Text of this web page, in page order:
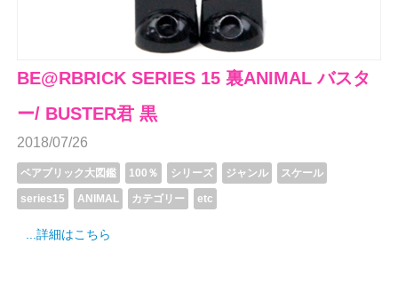
BE@RBRICK SERIES 15 裏ANIMAL バスタ
ー/ BUSTER君 黒
2018/07/26
ベアブリック大図鑑 100％ シリーズ ジャンル スケール
series15 ANIMAL カテゴリー etc
...詳細はこちら